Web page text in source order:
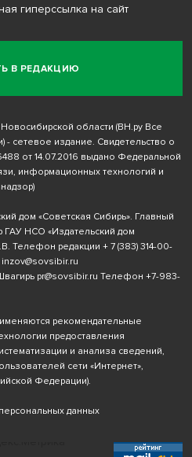
В РЕДАКЦИЮ
гиперссылка на сайт
области (ВН.ру Все
- сетевое издание. Свидетельство о
от 14.07.2016 выдано Федеральной
информационных технологий и
дом «Советская Сибирь». Главный
ГАУ НСО «Издательский дом
Телефон редакции + 7 (383) 314-00-
inzov@sovsibir.ru
pr@sovsibir.ru Телефон +7-983-
рекомендательные
предоставления
и анализа сведений,
сети «Интернет»,
Федерации).
данных